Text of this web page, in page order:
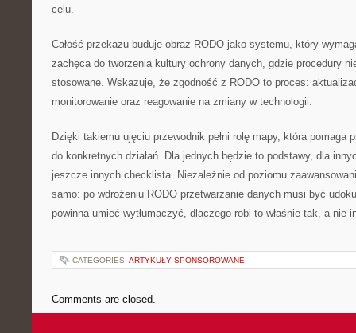
celu.
Całość przekazu buduje obraz RODO jako systemu, który
zachęca do tworzenia kultury ochrony danych, gdzie procedury
stosowane. Wskazuje, że zgodność z RODO to proces:
monitorowanie oraz reagowanie na zmiany w technologii.
Dzięki takiemu ujęciu przewodnik pełni rolę mapy, która pomaga
do konkretnych działań. Dla jednych będzie to podstawy, dla
jeszcze innych checklista. Niezależnie od poziomu
samo: po wdrożeniu RODO przetwarzanie danych musi być
powinna umieć wytłumaczyć, dlaczego robi to właśnie tak, a nie
CATEGORIES: ARTYKUŁY SPONSOROWANE
Comments are closed.